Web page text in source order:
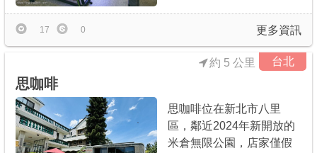
更多資訊
17 0
台北
思咖啡
約 5 公里
思咖啡位在新北市八里
區，鄰近2024年新開放的
米倉無限公園，店家僅假